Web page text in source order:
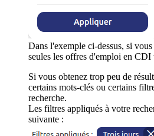
Dans l'exemple ci-dessus, si
seules les offres d'emploi en CDI
Si vous obtenez trop peu de
certains mots-clés ou certains
recherche.
Les filtres appliqués à votre
suivante :